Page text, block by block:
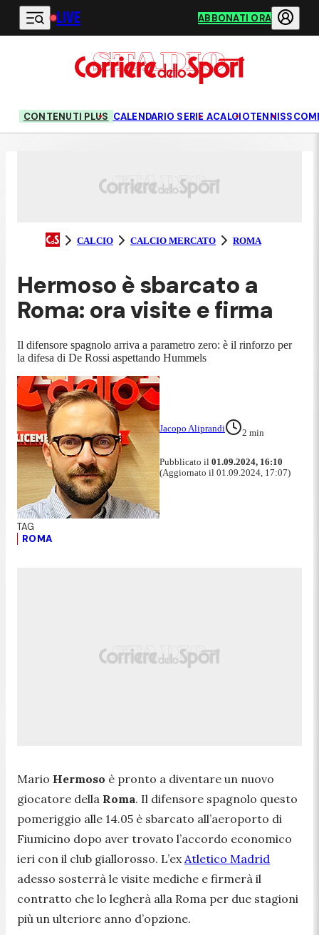
Vai al contenuto principale
LIVE ABBONATI ORA
CONTENUTI PLUS CALENDARIO SERIE ACALCIOTENNIS
CALCIO CALCIO MERCATO ROMA
Hermoso è sbarcato a
Roma: ora visite e firma
Il difensore spagnolo arriva a parametro zero: è il rinforzo per
la difesa di De Rossi aspettando Hummels
Jacopo Aliprandi 2 min
Pubblicato il 01.09.2024, 16:10
(Aggiornato il 01.09.2024, 17:07)
ROMA
Mario Hermoso è pronto a diventare un nuovo
giocatore della Roma. Il difensore spagnolo questo
pomeriggio alle 14.05 è sbarcato all’aeroporto di
Fiumicino dopo aver trovato l’accordo economico
ieri con il club giallorosso. L’ex Atletico Madrid
adesso sosterrà le visite mediche e firmerà il
contratto che lo legherà alla Roma per due stagioni
più un ulteriore anno d’opzione.